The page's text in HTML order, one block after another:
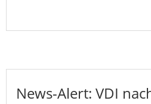
News-Alert: VDI